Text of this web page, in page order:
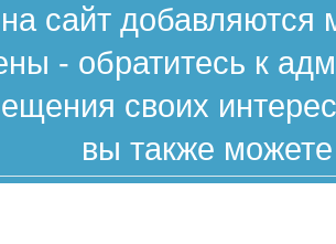
сайт
- обратитесь к
своих
вы также